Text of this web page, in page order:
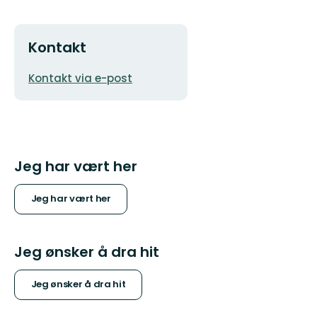
Kontakt
E-
Kontakt via e-post
Jeg har vært her
Jeg har vært her
Jeg ønsker å dra hit
Jeg ønsker å dra hit